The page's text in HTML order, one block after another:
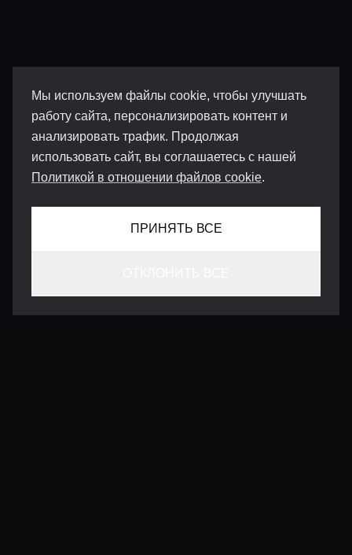
Мы используем файлы cookie, чтобы улучшать
работу сайта, персонализировать контент и
анализировать трафик. Продолжая
использовать сайт, вы соглашаетесь с нашей
Политикой в отношении файлов cookie.
ПРИНЯТЬ ВСЕ